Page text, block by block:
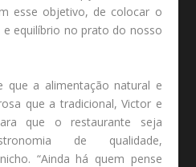
esse objetivo, de colocar o
equilíbrio no prato do nosso
que a alimentação natural e
que a tradicional, Victor e
que o restaurante seja
de qualidade,
“Ainda há quem pense